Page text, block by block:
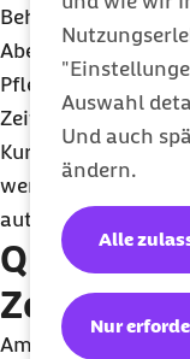
Auswahl
Und auch
ändern.
Nur
Alle
Behinderungen
Aber auch
Pflegeversicherung
Zeiteinteilung ist
Kurs kann
werden.
automatisch.
Zertifikat
Am Ende jedes